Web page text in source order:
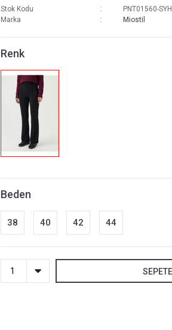
Stok Kodu
PNT01560-SYH
Marka
Miostil
Renk
Beden
38 40 42 44